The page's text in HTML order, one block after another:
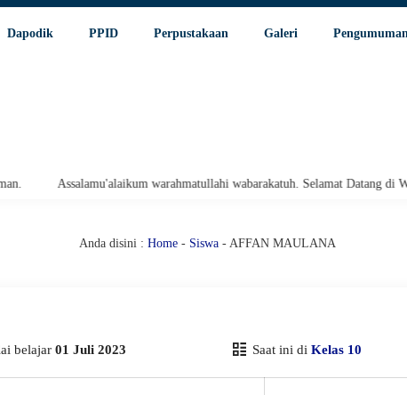
Dapodik PPID Perpustakaan Galeri
Assalamu'alaikum warahmatullahi wabarakatuh. Selamat Datang di
Anda disini : Home- Siswa- AFFAN MAULANA
belajar 01 Juli 2023 Saat ini di Kelas 10